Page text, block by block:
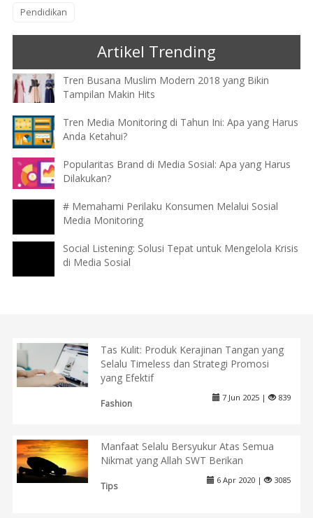
Pendidikan
Artikel Trending
Tren Busana Muslim Modern 2018 yang Bikin
Tampilan Makin Hits
Tren Media Monitoring di Tahun Ini: Apa yang Harus
Anda Ketahui?
Popularitas Brand di Media Sosial: Apa yang Harus
Dilakukan?
# Memahami Perilaku Konsumen Melalui Sosial
Media Monitoring
Social Listening: Solusi Tepat untuk Mengelola Krisis
di Media Sosial
Tas Kulit: Produk Kerajinan Tangan yang
Selalu Timeless dan Strategi Promosi
yang Efektif
Fashion
7 Jun 2025 | 839
Manfaat Selalu Bersyukur Atas Semua
Nikmat yang Allah SWT Berikan
Tips
6 Apr 2020 | 3085